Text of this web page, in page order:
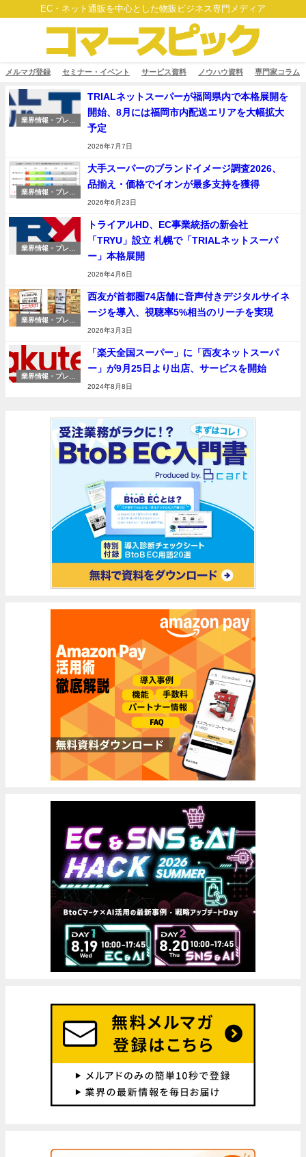
EC・ネット通販を中心とした物販ビジネス専門メディア
メルマガ登録 セミナー・イベント サービス資料 ノウハウ資料 専門家コラム
業界情報・プレス
TRIALネットスーパーが福岡県内で本格展開を
開始、8月には福岡市内配送エリアを大幅拡大
予定
2026年7月7日
業界情報・プレス
大手スーパーのブランドイメージ調査2026、
品揃え・価格でイオンが最多支持を獲得
2026年6月23日
業界情報・プレス
トライアルHD、EC事業統括の新会社
「TRYU」設立 札幌で「TRIALネットスーパ
ー」本格展開
2026年4月6日
業界情報・プレス
西友が首都圏74店舗に音声付きデジタルサイネ
ージを導入、視聴率5%相当のリーチを実現
2026年3月3日
業界情報・プレス
「楽天全国スーパー」に「西友ネットスーパ
ー」が9月25日より出店、サービスを開始
2024年8月8日